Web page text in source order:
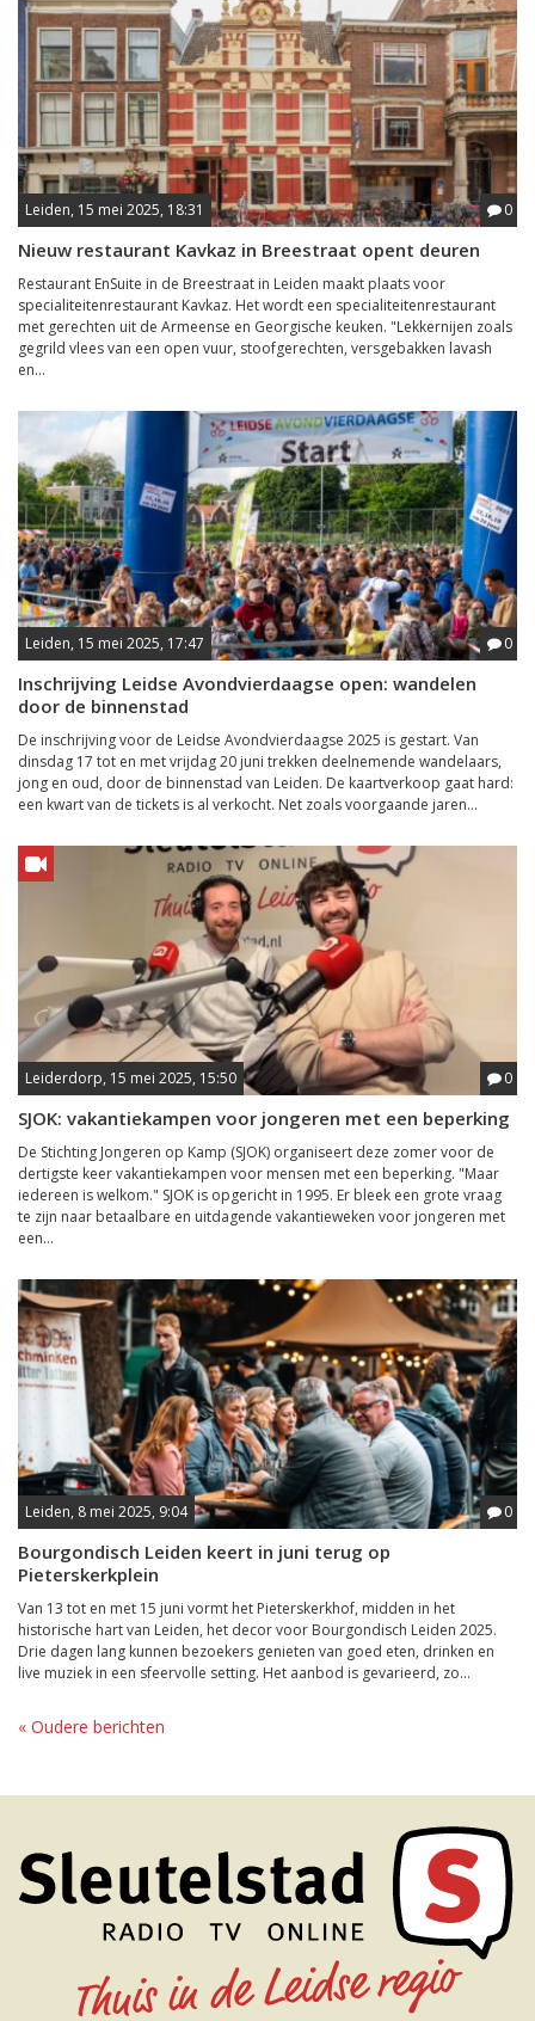
Leiden, 15 mei 2025, 18:31 0
Nieuw restaurant Kavkaz in Breestraat opent deuren
Restaurant EnSuite in de Breestraat in Leiden maakt plaats voor
specialiteitenrestaurant Kavkaz. Het wordt een specialiteitenrestaurant
met gerechten uit de Armeense en Georgische keuken. "Lekkernijen zoals
gegrild vlees van een open vuur, stoofgerechten, versgebakken lavash
en...
Leiden, 15 mei 2025, 17:47 0
Inschrijving Leidse Avondvierdaagse open: wandelen
door de binnenstad
De inschrijving voor de Leidse Avondvierdaagse 2025 is gestart. Van
dinsdag 17 tot en met vrijdag 20 juni trekken deelnemende wandelaars,
jong en oud, door de binnenstad van Leiden. De kaartverkoop gaat hard:
een kwart van de tickets is al verkocht. Net zoals voorgaande jaren...
Leiderdorp, 15 mei 2025, 15:50 0
SJOK: vakantiekampen voor jongeren met een beperking
De Stichting Jongeren op Kamp (SJOK) organiseert deze zomer voor de
dertigste keer vakantiekampen voor mensen met een beperking. "Maar
iedereen is welkom." SJOK is opgericht in 1995. Er bleek een grote vraag
te zijn naar betaalbare en uitdagende vakantieweken voor jongeren met
een...
Leiden, 8 mei 2025, 9:04 0
Bourgondisch Leiden keert in juni terug op
Pieterskerkplein
Van 13 tot en met 15 juni vormt het Pieterskerkhof, midden in het
historische hart van Leiden, het decor voor Bourgondisch Leiden 2025.
Drie dagen lang kunnen bezoekers genieten van goed eten, drinken en
live muziek in een sfeervolle setting. Het aanbod is gevarieerd, zo...
« Oudere berichten